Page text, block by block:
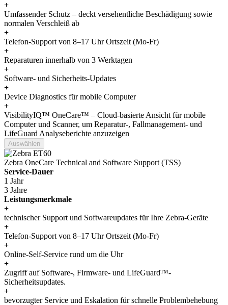
+
Umfassender Schutz – deckt versehentliche Beschädigung sowie
normalen Verschleiß ab
+
Telefon-Support von 8–17 Uhr Ortszeit (Mo-Fr)
+
Reparaturen innerhalb von 3 Werktagen
+
Software- und Sicherheits-Updates
+
Device Diagnostics für mobile Computer
+
VisibilityIQ™ OneCare™ – Cloud-basierte Ansicht für mobile
Computer und Scanner, um Reparatur-, Fallmanagement- und
LifeGuard Analyseberichte anzuzeigen
Auswählen
Zebra OneCare Technical and Software Support (TSS)
Service-Dauer
1 Jahr
3 Jahre
Leistungsmerkmale
+
technischer Support und Softwareupdates für Ihre Zebra-Geräte
+
Telefon-Support von 8–17 Uhr Ortszeit (Mo-Fr)
+
Online-Self-Service rund um die Uhr
+
Zugriff auf Software-, Firmware- und LifeGuard™-
Sicherheitsupdates.
+
bevorzugter Service und Eskalation für schnelle Problembehebung